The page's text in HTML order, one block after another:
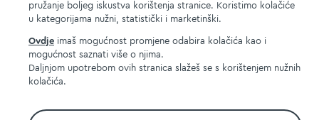
pružanje boljeg iskustva korištenja stranice. Koristimo kolačiće
u kategorijama nužni, statistički i marketinški.
Ovdje imaš mogućnost promjene odabira kolačića kao i
mogućnost saznati više o njima.
Daljnjom upotrebom ovih stranica slažeš se s korištenjem nužnih
kolačića.
© 2026 ZOOCITY. Sva prava zadržana.